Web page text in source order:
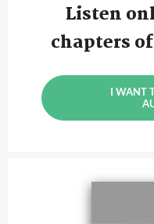
Listen
chapters
I WANT